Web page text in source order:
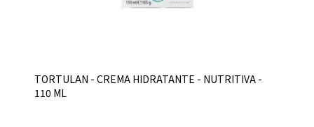
TORTULAN - CREMA HIDRATANTE - NUTRITIVA -
110 ML